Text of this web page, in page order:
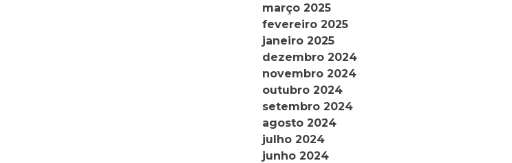
março 2025
fevereiro 2025
janeiro 2025
dezembro 2024
novembro 2024
outubro 2024
setembro 2024
agosto 2024
julho 2024
junho 2024